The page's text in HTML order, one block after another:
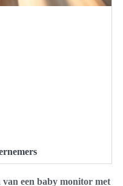
een baby monitor met